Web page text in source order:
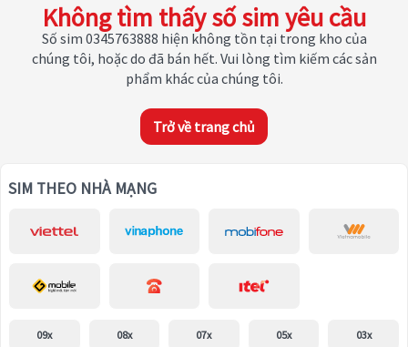
Không tìm thấy số sim yêu cầu
Số sim 0345763888 hiện không tồn tại trong kho của
chúng tôi, hoặc do đã bán hết. Vui lòng tìm kiếm các sản
phẩm khác của chúng tôi.
Trở về trang chủ
SIM THEO NHÀ MẠNG
09x 08x 07x 05x 03x